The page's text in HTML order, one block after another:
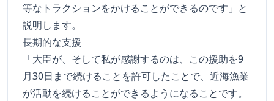
等なトラクションをかけることができるのです」と
説明します。
長期的な支援
「大臣が、そして私が感謝するのは、この援助を9
月30日まで続けることを許可したことで、近海漁業
が活動を続けることができるようになることです。